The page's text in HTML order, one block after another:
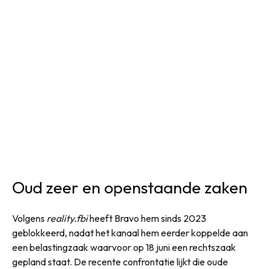
Oud zeer en openstaande zaken
Volgens reality.fbiheeft Bravo hem sinds 2023
geblokkeerd, nadat het kanaal hem eerder koppelde aan
een belastingzaak waarvoor op 18 juni een rechtszaak
gepland staat. De recente confrontatie lijkt die oude